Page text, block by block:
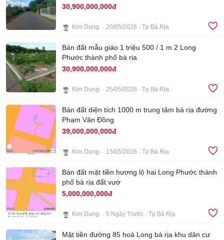
30,900,000,000đ
Kim Dung 20/05/2026 Tp Bà Rịa
Bán đất mẫu giáo 1 triệu 500 / 1 m 2 Long
Phước thành phố bà rịa
30,900,000,000đ
Kim Dung 25/05/2026 Tp Bà Rịa
Bán đất diện tích 1000 m trung tâm bà rịa đường
Phạm Văn Đồng
39,000,000,000đ
Kim Dung 15/05/2026 Tp Bà Rịa
Bán đất mặt tiền hương lộ hai Long Phước thành
phố bà rịa đất vườ
5,000,000,000đ
Kim Dung 5 Ngày Trước Tp Bà Rịa
Mặt tiền đường 85 hoà Long bà rịa khu dân cư